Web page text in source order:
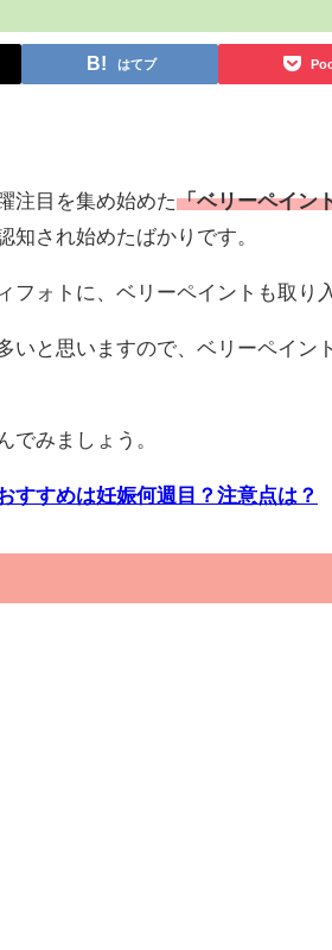
はてブ
注目を集め始めた「ベリーペイン
知され始めたばかりです。
フォトに、ベリーペイントも取り
いと思いますので、ベリーペイン
でみましょう。
すすめは妊娠何週目？注意点は？